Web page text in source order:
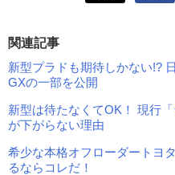
関連記事
新型プラドも期待しかない!?
GXの一部を公開
新型は待たなくてOK！ 現行
が下がらない理由
希少な本格オフローダートヨ
るならコレだ！